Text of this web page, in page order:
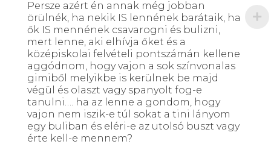
Persze azért én annak még jobban
örülnék, ha nekik IS lennének barátaik, ha
ők IS mennének csavarogni és bulizni,
mert lenne, aki elhívja őket és a
középiskolai felvételi pontszámán kellene
aggódnom, hogy vajon a sok színvonalas
gimiből melyikbe is kerülnek be majd
végül és olaszt vagy spanyolt fog-e
tanulni…. ha az lenne a gondom, hogy
vajon nem iszik-e túl sokat a tini lányom
egy buliban és eléri-e az utolsó buszt vagy
érte kell-e mennem?